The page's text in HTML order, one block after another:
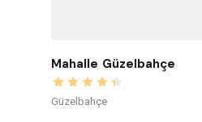
Mahalle Güzelbahçe
Güzelbahçe